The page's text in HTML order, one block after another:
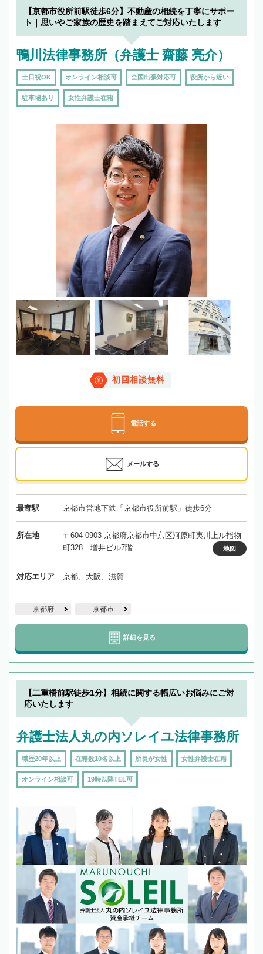
【京都市役所前駅徒歩6分】不動産の相続を丁寧にサポー
ト｜思いやご家族の歴史を踏まえてご対応いたします
鴨川法律事務所（弁護士 齋藤 亮介）
土日祝OK オンライン相談可 全国出張対応可 役所から近い
駐車場あり 女性弁護士在籍
初回相談無料
電話する
メールする
最寄駅 京都市営地下鉄「京都市役所前駅」徒歩6分
所在地
〒604-0903 京都府京都市中京区河原町夷川上ル指物
町328 増井ビル7階
地図
対応エリア 京都、大阪、滋賀
京都府 京都市
詳細を見る
【二重橋前駅徒歩1分】相続に関する幅広いお悩みにご対
応いたします
弁護士法人丸の内ソレイユ法律事務所
職歴20年以上 在籍数10名以上 所長が女性 女性弁護士在籍
オンライン相談可 19時以降TEL可